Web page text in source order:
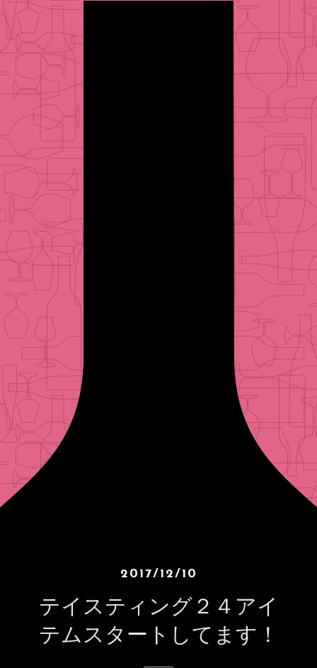
2017/12/10
テイスティング２４アイ
テムスタートしてます！